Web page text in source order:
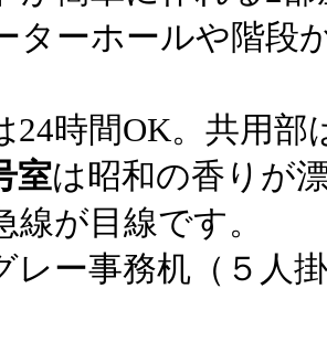
ーホールや階段
時間OK。共用部
室は昭和の香りが
線が目線です。
務机（５人掛け